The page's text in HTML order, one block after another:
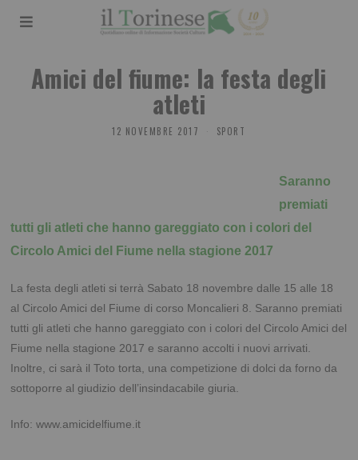
Amici del fiume: la festa degli
atleti
12 NOVEMBRE 2017 SPORT
Saranno
premiati
tutti gli atleti che hanno gareggiato con i colori del
Circolo Amici del Fiume nella stagione 2017
La festa degli atleti si terrà Sabato 18 novembre dalle 15 alle 18
al Circolo Amici del Fiume di corso Moncalieri 8. Saranno premiati
tutti gli atleti che hanno gareggiato con i colori del Circolo Amici del
Fiume nella stagione 2017 e saranno accolti i nuovi arrivati.
Inoltre, ci sarà il Toto torta, una competizione di dolci da forno da
sottoporre al giudizio dell’insindacabile giuria.
Info: www.amicidelfiume.it